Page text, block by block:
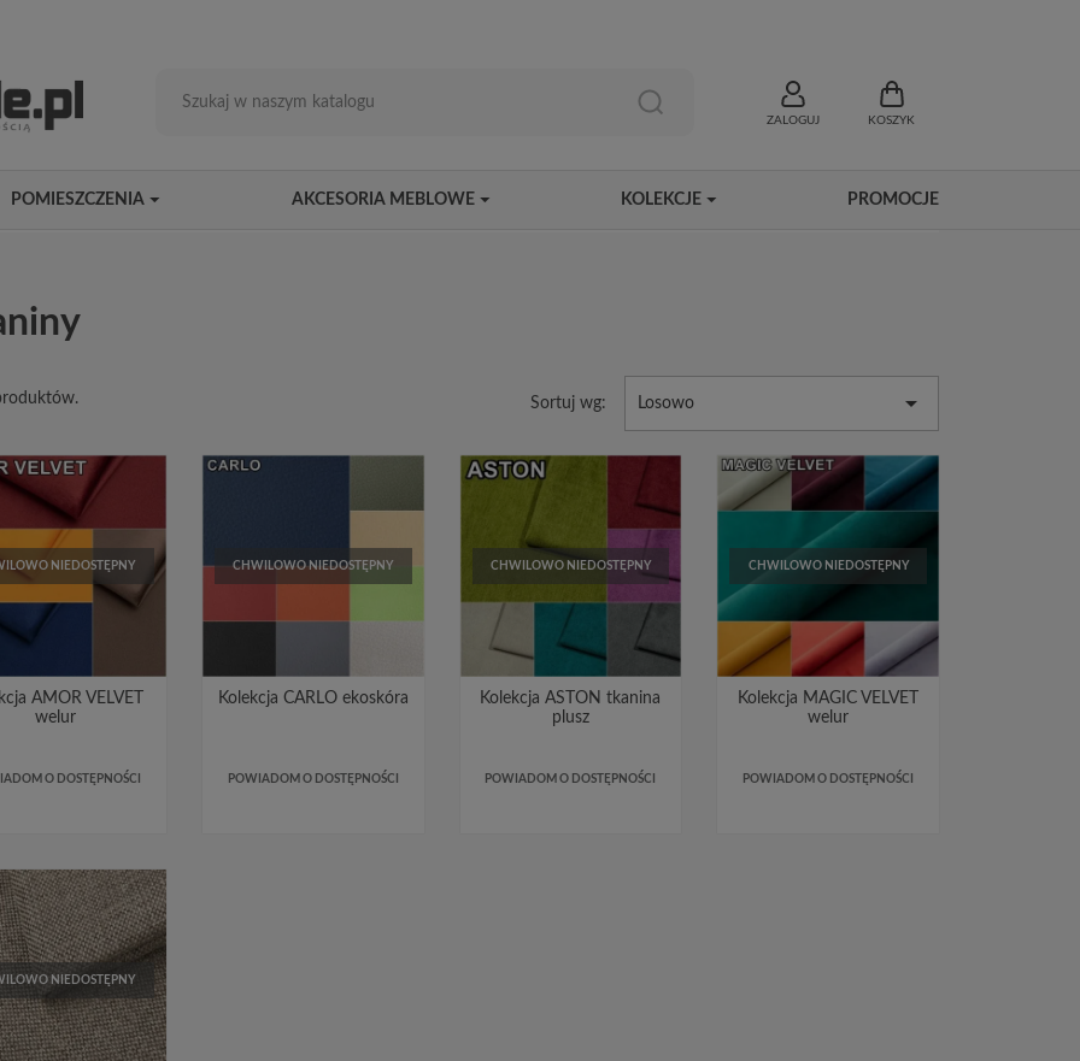
ZALOGUJ KOSZYK
POMIESZCZENIA AKCESORIA MEBLOWE KOLEKCJE PROMOCJE
Sortuj wg: Losowo 
NIEDOSTĘPNY
AMOR VELVET
welur
O DOSTĘPNOŚCI
CHWILOWO NIEDOSTĘPNY
Kolekcja CARLO ekoskóra
POWIADOM O DOSTĘPNOŚCI
CHWILOWO NIEDOSTĘPNY
Kolekcja ASTON tkanina
plusz
POWIADOM O DOSTĘPNOŚCI
CHWILOWO NIEDOSTĘPNY
Kolekcja MAGIC VELVET
welur
POWIADOM O DOSTĘPNOŚCI
NIEDOSTĘPNY